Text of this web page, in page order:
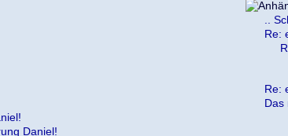
..
Re:
Re:
Das
Daniel!